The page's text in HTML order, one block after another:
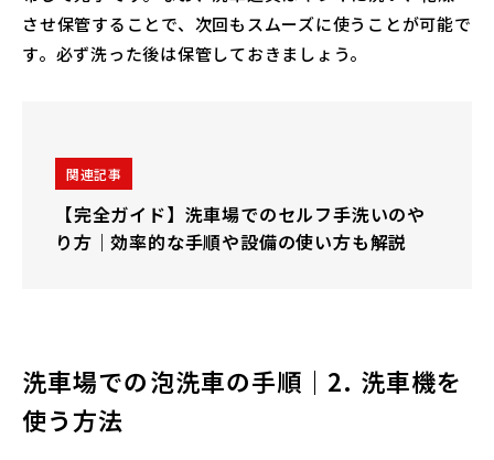
させ保管することで、次回もスムーズに使うことが可能で
す。必ず洗った後は保管しておきましょう。
関連記事
【完全ガイド】洗車場でのセルフ手洗いのや
り方｜効率的な手順や設備の使い方も解説
洗車場での泡洗車の手順｜2. 洗車機を
使う方法